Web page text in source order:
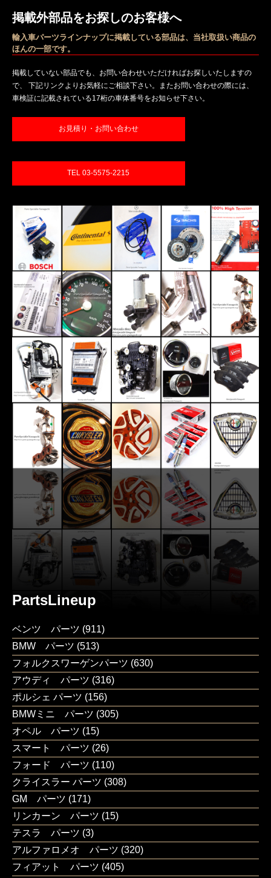
掲載外部品をお探しのお客様へ
輸入車パーツラインナップに掲載している部品は、当社取扱い商品の
ほんの一部です。
掲載していない部品でも、お問い合わせいただければお探しいたしますの
で、 下記リンクよりお気軽にご相談下さい。またお問い合わせの際には、
車検証に記載されている17桁の車体番号をお知らせ下さい。
お見積り・お問い合わせ
TEL 03-5575-2215
PartsLineup
ベンツ パーツ (911)
BMW パーツ (513)
フォルクスワーゲンパーツ (630)
アウディ パーツ (316)
ポルシェ パーツ (156)
BMWミニ パーツ (305)
オペル パーツ (15)
スマート パーツ (26)
フォード パーツ (110)
クライスラー パーツ (308)
GM パーツ (171)
リンカーン パーツ (15)
テスラ パーツ (3)
アルファロメオ パーツ (320)
フィアット パーツ (405)